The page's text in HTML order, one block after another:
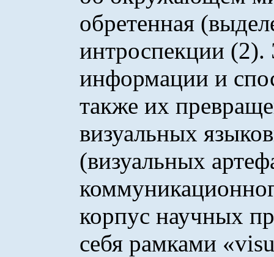
обретенная
интроспекции (2).
информации и
также их
визуальных
(визуальных
корпус научных
себя рамками